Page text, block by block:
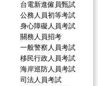
台電新進僱員甄試
公務人員初等考試
身心障礙人員考試
關務人員招考
一般警察人員考試
移民行政人員考試
海岸巡防人員考試
司法人員考試